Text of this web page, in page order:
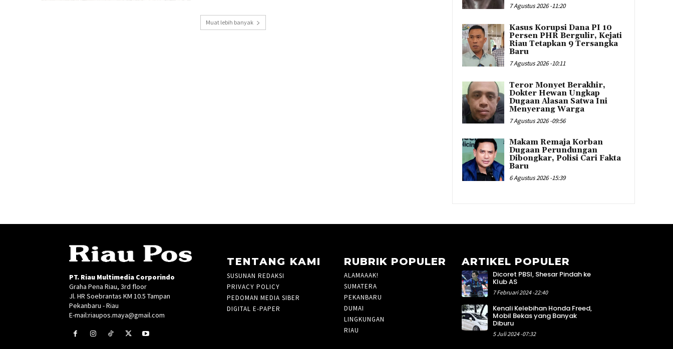
Muat lebih banyak
7 Agustus 2026 -11:20
Kasus Korupsi Dana PI 10
Persen PHR Bergulir, Kejati
Riau Tetapkan 9 Tersangka
Baru
7 Agustus 2026 -10:11
Teror Monyet Berakhir,
Dokter Hewan Ungkap
Dugaan Alasan Satwa Ini
Menyerang Warga
7 Agustus 2026 -09:56
Makam Remaja Korban
Dugaan Perundungan
Dibongkar, Polisi Cari Fakta
Baru
6 Agustus 2026 -15:39
PT. Riau Multimedia Corporindo
Graha Pena Riau, 3rd floor
Jl. HR Soebrantas KM 10.5 Tampan
Pekanbaru - Riau
E-mail:riaupos.maya@gmail.com
TENTANG KAMI
SUSUNAN REDAKSI
PRIVACY POLICY
PEDOMAN MEDIA SIBER
DIGITAL E-PAPER
RUBRIK POPULER
ALAMAAAK!
SUMATERA
PEKANBARU
DUMAI
LINGKUNGAN
RIAU
ARTIKEL POPULER
Dicoret PBSI, Shesar Pindah ke
Klub AS
7 Februari 2024 -22:40
Kenali Kelebihan Honda Freed,
Mobil Bekas yang Banyak
Diburu
5 Juli 2024 -07:32